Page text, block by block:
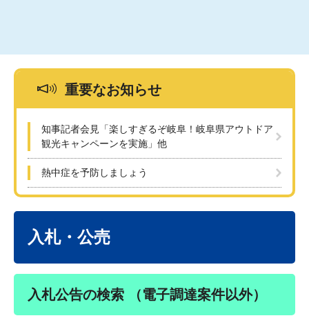
重要なお知らせ
知事記者会見「楽しすぎるぞ岐阜！岐阜県アウトドア
観光キャンペーンを実施」他
熱中症を予防しましょう
入札・公売
入札公告の検索 （電子調達案件以外）